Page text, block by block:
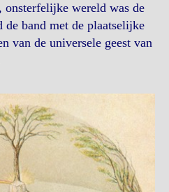
onsterfelijke wereld was de
band met de plaatselijke
van de universele geest van